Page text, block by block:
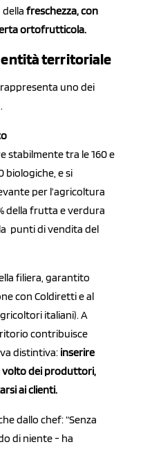
freschezza, con
ortofrutticola.
territoriale
uno dei
stabilmente tra le 160 e
biologiche, e si
per l’agricoltura
della frutta e verdura
punti di vendita del
filiera, garantito
con Coldiretti e al
italiani). A
contribuisce
distintiva: inserire
volto dei produttori,
ai clienti.
dallo chef: “Senza
di niente - ha